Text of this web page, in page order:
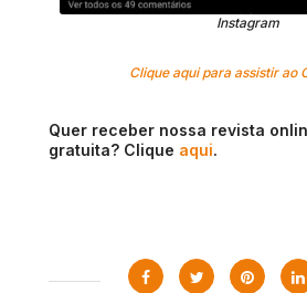
Instagram
Clique aqui para assistir ao
Quer receber nossa revista
gratuita? Clique aqui.